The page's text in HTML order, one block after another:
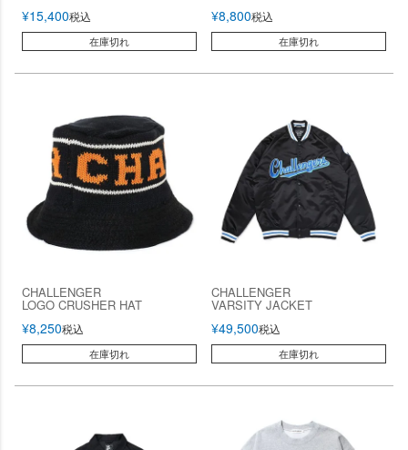
¥15,400税込
在庫切れ
¥8,800税込
在庫切れ
CHALLENGER
LOGO CRUSHER HAT
¥8,250税込
在庫切れ
CHALLENGER
VARSITY JACKET
¥49,500税込
在庫切れ